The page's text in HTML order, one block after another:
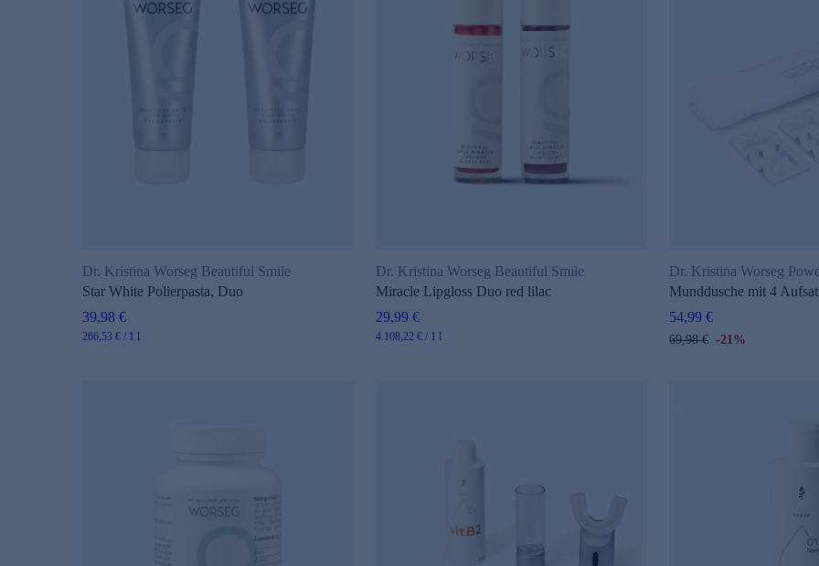
Dr. Kristina Worseg Beautiful Smile
Star White Polierpasta, Duo
39,98 €
266,53 € / 1 l
Dr. Kristina Worseg Beautiful Smile
Miracle Lipgloss Duo red lilac
29,99 €
4.108,22 € / 1 l
Dr. Kristina Worseg
Munddusche mit 4
54,99 €
69,98 € -21%